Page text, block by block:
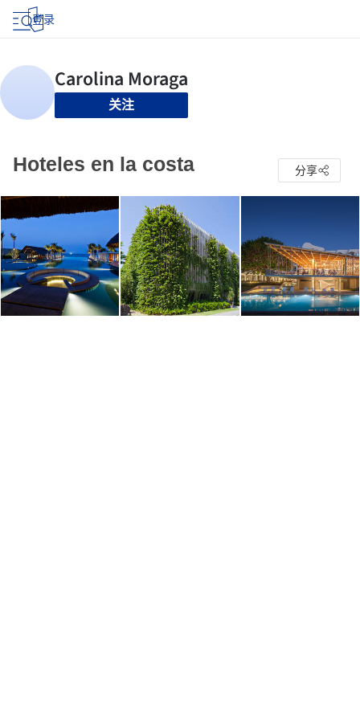
登录
关注
Hoteles en la costa 分享